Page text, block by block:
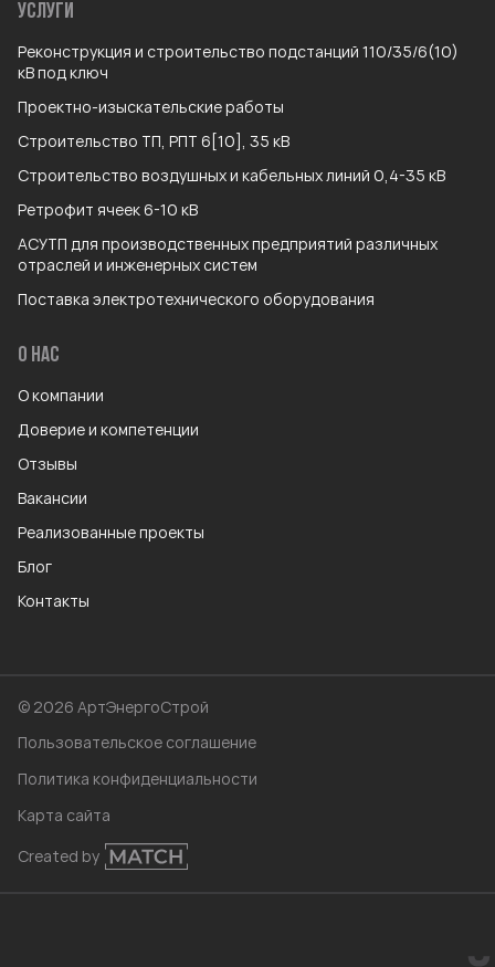
УСЛУГИ
Реконструкция и строительство подстанций 110/35/6(10)
кВ под ключ
Проектно-изыскательские работы
Строительство ТП, РПТ 6[10], 35 кВ
Строительство воздушных и кабельных линий 0,4-35 кВ
Ретрофит ячеек 6-10 кВ
АСУТП для производственных предприятий различных
отраслей и инженерных систем
Поставка электротехнического оборудования
О НАС
О компании
Доверие и компетенции
Отзывы
Вакансии
Реализованные проекты
Блог
Контакты
© 2026 АртЭнергоСтрой
Пользовательское соглашение
Политика конфиденциальности
Карта сайта
Created by